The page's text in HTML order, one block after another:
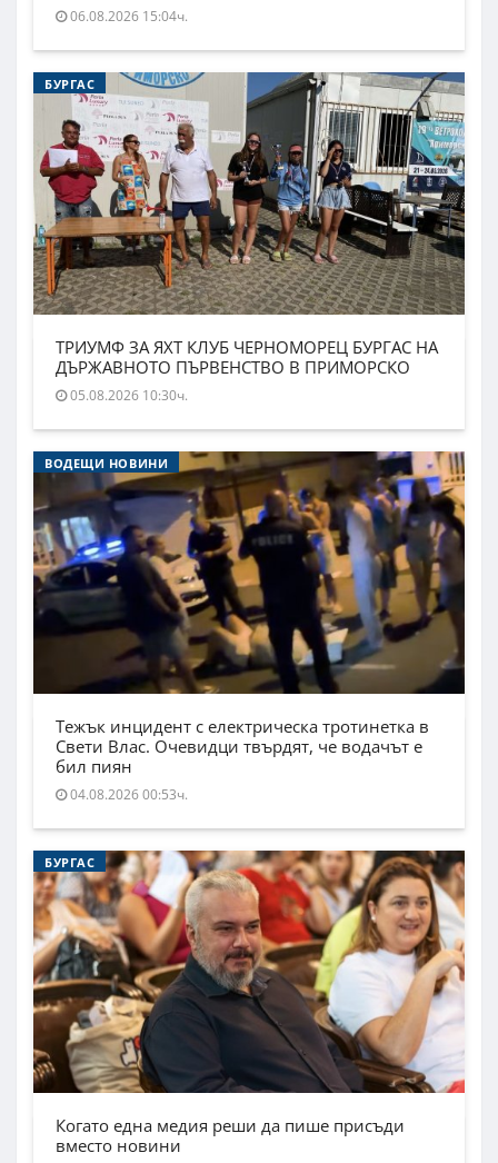
06.08.2026 15:04ч.
БУРГАС
ТРИУМФ ЗА ЯХТ КЛУБ ЧЕРНОМОРЕЦ БУРГАС НА
ДЪРЖАВНОТО ПЪРВЕНСТВО В ПРИМОРСКО
05.08.2026 10:30ч.
ВОДЕЩИ НОВИНИ
Тежък инцидент с електрическа тротинетка в
Свети Влас. Очевидци твърдят, че водачът е
бил пиян
04.08.2026 00:53ч.
БУРГАС
Когато една медия реши да пише присъди
вместо новини